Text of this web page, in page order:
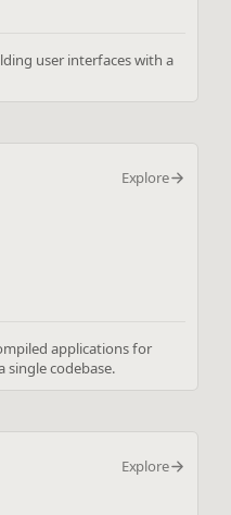
user interfaces with a
Explore
applications for
single codebase.
Explore